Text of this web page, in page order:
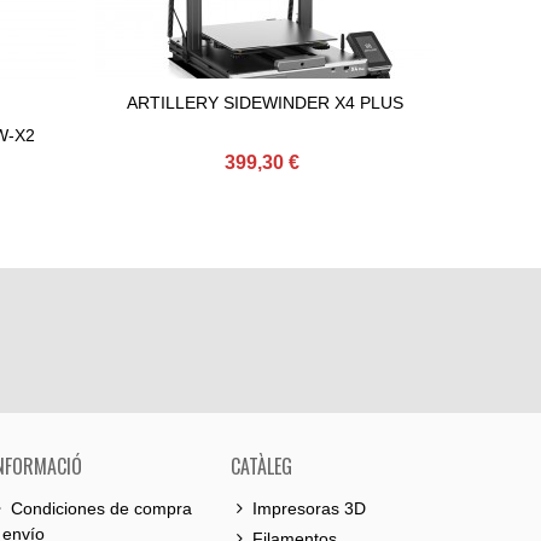
X2
Afegir Al Carret
ARTILLERY SIDEWINDER X4 PLUS
399,30 €
Condiciones de compra
CATÀLEG
Impresoras 3D